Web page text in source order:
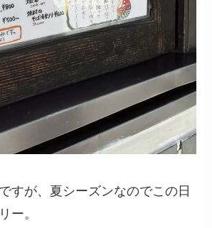
すが、夏シーズンなのでこの日
ー。